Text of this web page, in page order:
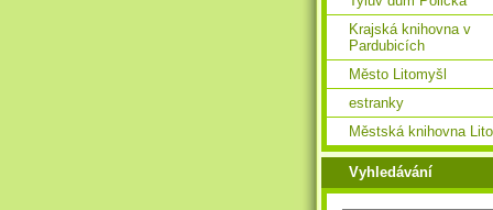
Krajská knihovna v
Pardubicích
Město Litomyšl
estranky
Městská knihovna
Vyhledávání